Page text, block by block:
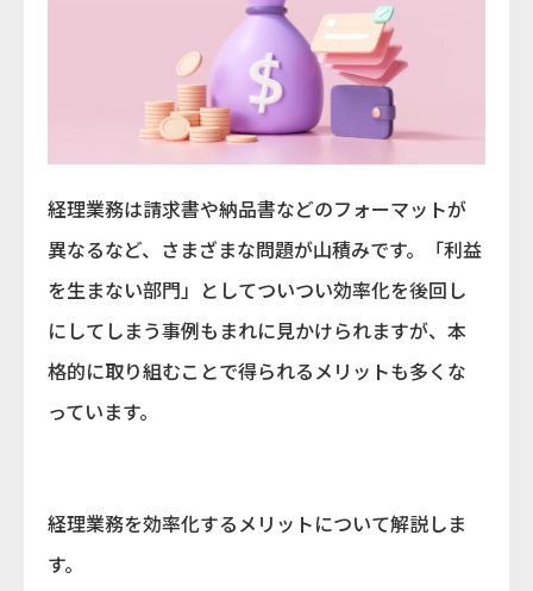
経理業務は請求書や納品書などのフォーマットが
異なるなど、さまざまな問題が山積みです。「利益
を生まない部門」としてついつい効率化を後回し
にしてしまう事例もまれに見かけられますが、本
格的に取り組むことで得られるメリットも多くな
っています。
経理業務を効率化するメリットについて解説しま
す。